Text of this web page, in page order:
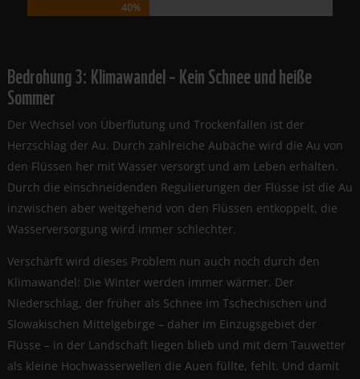
40%
40%
Bedrohung 3: Klimawandel – Kein Schnee und heiße
Sommer
Der Wechsel von Überflutung und Trockenfallen ist der
Herzschlag der Au. Durch zahlreiche Aubäche wird die Au von
den Flüssen her mit Wasser versorgt und am Leben erhalten.
Durch die einschneidenden Regulierungen der Flüsse ist die Au
inzwischen aber weitgehend von den Flüssen entkoppelt, die
Wasserversorgung wird immer schlechter.
Verschärft wird dieses Problem nun auch noch durch den
Klimawandel: Die Winter werden immer wärmer. Der
Niederschlag, der früher als Schnee im Tschechischen und
Slowakischen Mittelgebirge – daher im Einzugsgebiet der
Flüsse – in der Landschaft liegen blieb und mit dem Tauwetter
als kleine Hochwasserwellen die Auen füllte, fehlt. Und damit